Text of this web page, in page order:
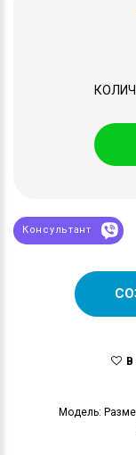
Консультант
В
Модель: